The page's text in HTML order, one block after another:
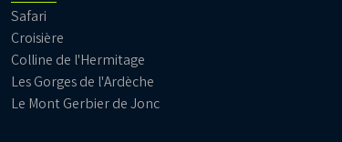
Safari
Croisière
Colline de l'Hermitage
Les Gorges de l'Ardèche
Le Mont Gerbier de Jonc